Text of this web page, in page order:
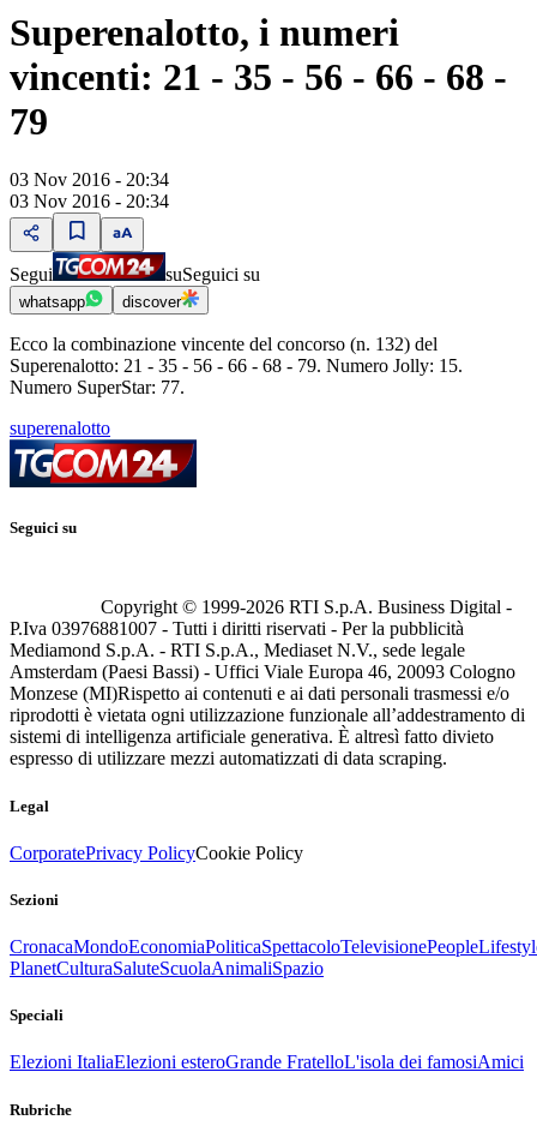
Superenalotto, i numeri
vincenti: 21 - 35 - 56 - 66 - 68 -
79
03 Nov 2016 - 20:34
03 Nov 2016 - 20:34
Segui suSeguici su
whatsapp discover
Ecco la combinazione vincente del concorso (n. 132) del
Superenalotto: 21 - 35 - 56 - 66 - 68 - 79. Numero Jolly: 15.
Numero SuperStar: 77.
superenalotto
Seguici su
Copyright © 1999-2026 RTI S.p.A. Business Digital -
P.Iva 03976881007 - Tutti i diritti riservati - Per la pubblicità
Mediamond S.p.A. - RTI S.p.A., Mediaset N.V., sede legale
Amsterdam (Paesi Bassi) - Uffici Viale Europa 46, 20093 Cologno
Monzese (MI)Rispetto ai contenuti e ai dati personali trasmessi e/o
riprodotti è vietata ogni utilizzazione funzionale all’addestramento di
sistemi di intelligenza artificiale generativa. È altresì fatto divieto
espresso di utilizzare mezzi automatizzati di data scraping.
Legal
CorporatePrivacy PolicyCookie Policy
Sezioni
CronacaMondoEconomiaPoliticaSpettacoloTelevisionePeople
PlanetCulturaSaluteScuolaAnimaliSpazio
Speciali
Elezioni ItaliaElezioni esteroGrande FratelloL'isola dei famosiAmici
Rubriche